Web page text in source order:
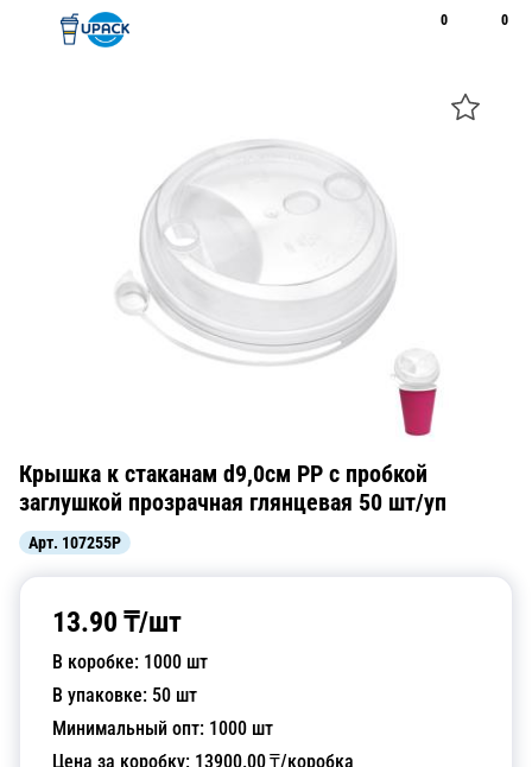
0 0
Крышка к стаканам d9,0см PP с пробкой
заглушкой прозрачная глянцевая 50 шт/уп
Арт. 107255P
13.90 ₸/шт
В коробке: 1000 шт
В упаковке: 50 шт
Минимальный опт: 1000 шт
Цена за коробку: 13900.00₸/коробка